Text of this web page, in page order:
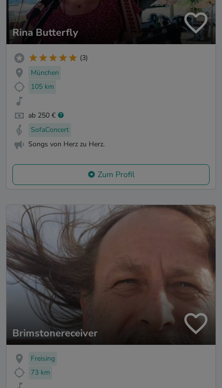
Rina Butterfly
(3)
München
105 km
ab 250 €
SofaConcert
Songs von Herz zu Herz.
Zum Profil
Brimstonereceiver
Freising
73 km